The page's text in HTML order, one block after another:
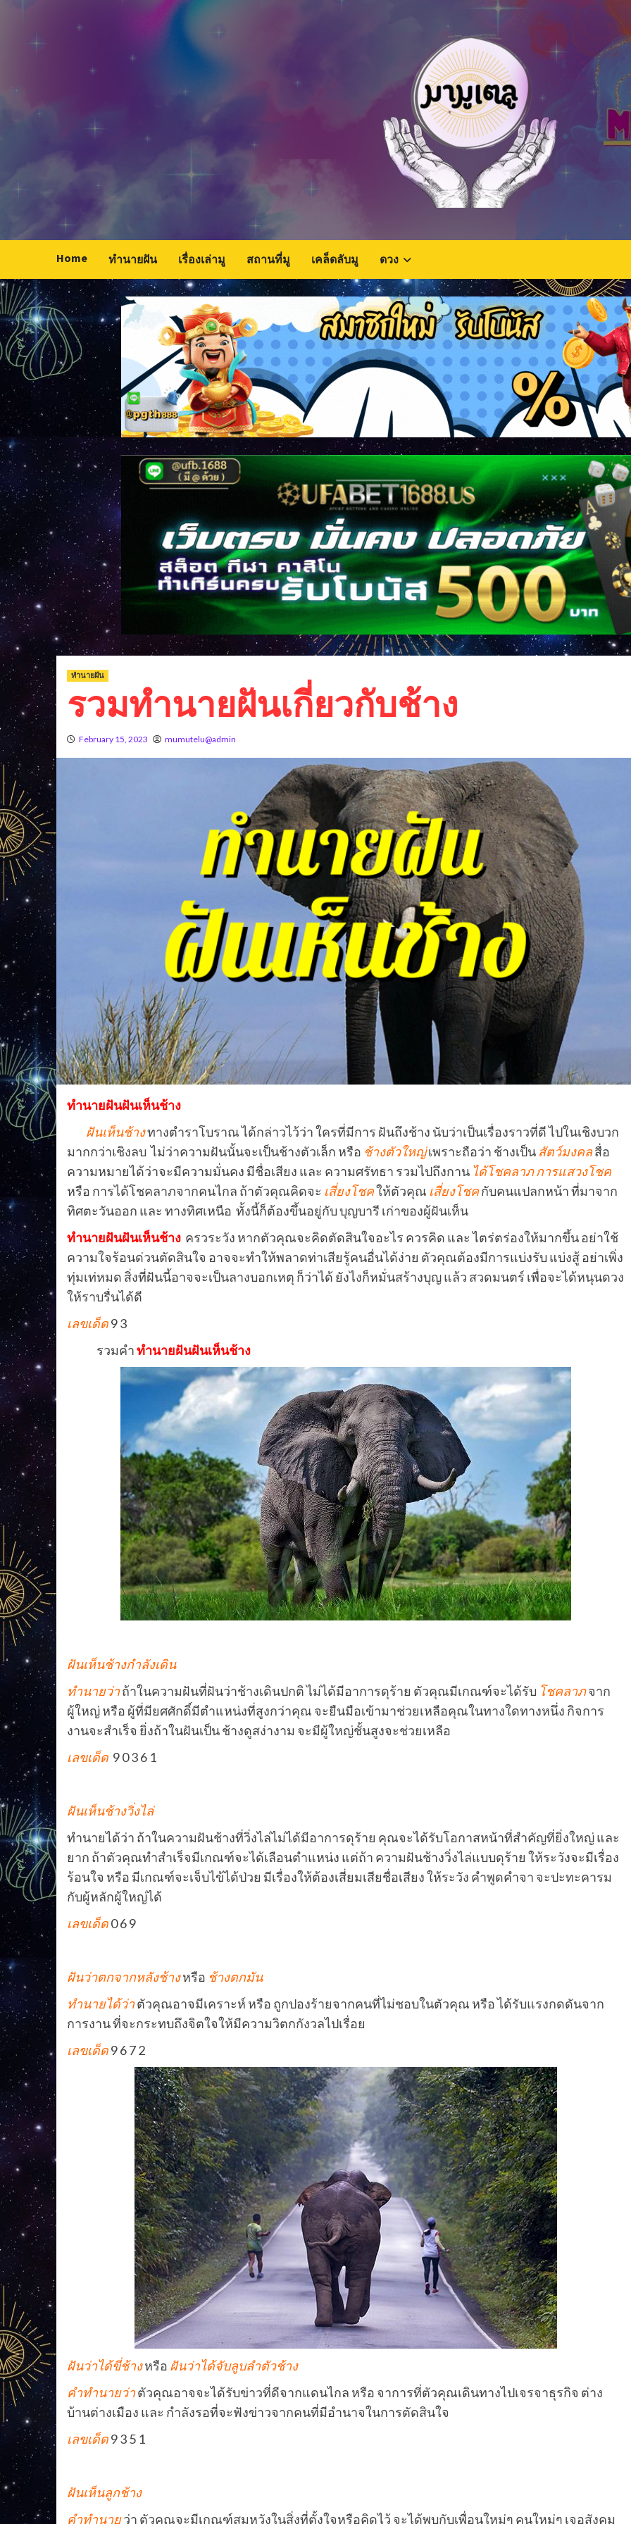
content
Home ทำนายฝัน เรื่องเล่ามู สถานที่มู เคล็ดลับมู ดวง
ทำนายฝัน
รวมทำนายฝันเกี่ยวกับช้าง
February 15, 2023 mumutelu@admin
ทำนายฝันฝันเห็นช้าง
ฝันเห็นช้างทางตำราโบราณ ได้กล่าวไว้ว่า ใครที่มีการ ฝันถึงช้าง นับว่าเป็นเรื่องราวที่ดี ไปในเชิงบวก
มากกว่าเชิงลบ ไม่ว่าความฝันนั้นจะเป็นช้างตัวเล็ก หรือ ช้างตัวใหญ่ เพราะถือว่า ช้างเป็นสัตว์มงคลสื่อ
ความหมายได้ว่าจะมีความมั่นคง มีชื่อเสียง และ ความศรัทธา รวมไปถึงกาน ได้โชคลาภ การแสวงโชค
หรือ การได้โชคลาภจากคนไกล ถ้าตัวคุณคิดจะ เสี่ยงโชคให้ตัวคุณ เสี่ยงโชคกับคนแปลกหน้า ที่มาจาก
ทิศตะวันออก และ ทางทิศเหนือ ทั้งนี้ก็ต้องขึ้นอยู่กับ บุญบารี เก่าของผู้ฝันเห็น
ทำนายฝันฝันเห็นช้างครวระวัง หากตัวคุณจะคิดตัดสินใจอะไร ควรคิด และ ไตร่ตร่องให้มากขึ้น อย่าใช้
ความใจร้อนด่วนตัดสินใจ อาจจะทำให้พลาดท่าเสียรู้คนอื่นได้ง่าย ตัวคุณต้องมีการแบ่งรับ แบ่งสู้ อย่าเพิ่ง
ทุ่มเท่หมด สิ่งที่ฝันนี้อาจจะเป็นลางบอกเหตุ ก็ว่าได้ ยังไงก็หมั่นสร้างบุญ แล้ว สวดมนตร์ เพื่อจะได้หนุนดวง
ให้ราบรื่นได้ดี
เลขเด็ด9 3
รวมคำทำนายฝันฝันเห็นช้าง
ฝันเห็นช้างกำลังเดิน
ทำนายว่าถ้าในความฝันที่ฝันว่าช้างเดินปกติ ไม่ได้มีอาการดุร้าย ตัวคุณมีเกณฑ์จะได้รับ โชคลาภจาก
ผู้ใหญ่ หรือ ผู้ที่มียศศักดิ์มีตำแหน่งที่สูงกว่าคุณ จะยืนมือเข้ามาช่วยเหลือคุณในทางใดทางหนึ่ง กิจการ
งานจะสำเร็จ ยิ่งถ้าในฝันเป็น ช้างดูสง่างาม จะมีผู้ใหญ่ชั้นสูงจะช่วยเหลือ
เลขเด็ด9 0 3 6 1
ฝันเห็นช้างวิ่งไล่
ทำนายได้ว่า ถ้าในความฝันช้างที่วิ่งไล่ไม่ได้มีอาการดุร้าย คุณจะได้รับโอกาสหน้าที่สำคัญที่ยิ่งใหญ่ และ
ยาก ถ้าตัวคุณทำสำเร็จมีเกณฑ์จะได้เลือนตำแหน่ง แต่ถ้า ความฝันช้างวิ่งไล่แบบดุร้าย ให้ระวังจะมีเรื่อง
ร้อนใจ หรือ มีเกณฑ์จะเจ็บไข้ได้ป่วย มีเรื่องให้ต้องเสี่ยมเสียชื่อเสียง ให้ระวัง คำพูดคำจา จะปะทะคารม
กับผู้หลักผู้ใหญ่ได้
เลขเด็ด0 6 9
ฝันว่าตกจากหลังช้างหรือ ช้างตกมัน
ทำนายได้ว่าตัวคุณอาจมีเคราะห์ หรือ ถูกปองร้ายจากคนที่ไม่ชอบในตัวคุณ หรือ ได้รับแรงกดดันจาก
การงาน ที่จะกระทบถึงจิตใจให้มีความวิตกกังวลไปเรื่อย
เลขเด็ด9 6 7 2
ฝันว่าได้ขี่ช้างหรือ ฝันว่าได้จับลูบลำตัวช้าง
คำทำนายว่าตัวคุณอาจจะได้รับข่าวที่ดีจากแดนไกล หรือ จาการที่ตัวคุณเดินทางไปเจรจาธุรกิจ ต่าง
บ้านต่างเมือง และ กำลังรอที่จะฟังข่าวจากคนที่มีอำนาจในการตัดสินใจ
เลขเด็ด 9 3 5 1
ฝันเห็นลูกช้าง
คำทำนาย ว่า ตัวคุณจะมีเกณฑ์สมหวังในสิ่งที่ตั้งใจหรือคิดไว้ จะได้พบกับเพื่อนใหม่ๆ คนใหม่ๆ เจอสังคม